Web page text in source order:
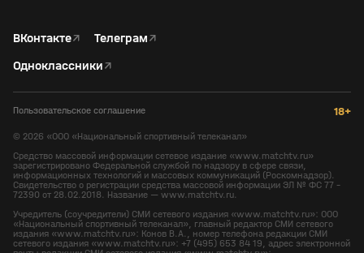
ВКонтакте↗ Телеграм↗
Одноклассники↗
Пользовательское соглашение 18+
© 2026 «ООО «Национальный спортивный телеканал»
Средство массовой информации сетевое издание «www.matchtv.ru»
зарегистрировано Федеральной службой по надзору в сфере связи,
информационных технологий и массовых коммуникаций (Роскомнадзор).
Свидетельство о регистрации средства массовой информации ЭЛ № ФС 77 -
72390 от 28.02.2018. Название — www.matchtv.ru.
Учредитель (соучредители) СМИ сетевого издания «www.matchtv.ru»: ООО
«Национальный спортивный телеканал», главный редактор СМИ сетевого
издания «www.matchtv.ru»: Конов В.А., номер телефона редакции СМИ
сетевого издания «www.matchtv.ru»: +7 (495) 653 84 19, адрес электронной